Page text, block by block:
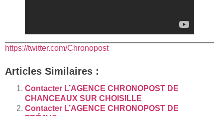
https://twitter.com/Chronopost
Articles Similaires :
Contacter L’AGENCE CHRONOPOST DE
CHANCEAUX SUR CHOISILLE
Contacter L’AGENCE CHRONOPOST DE